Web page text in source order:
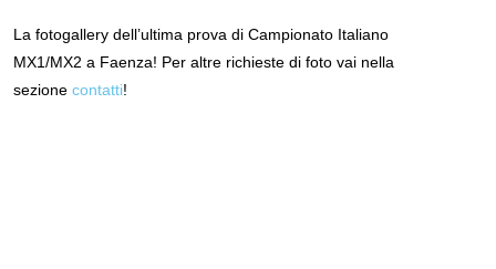
La fotogallery dell’ultima prova di Campionato Italiano
MX1/MX2 a Faenza! Per altre richieste di foto vai nella
sezionecontatti!